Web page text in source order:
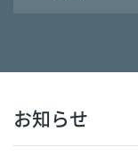
お知らせ